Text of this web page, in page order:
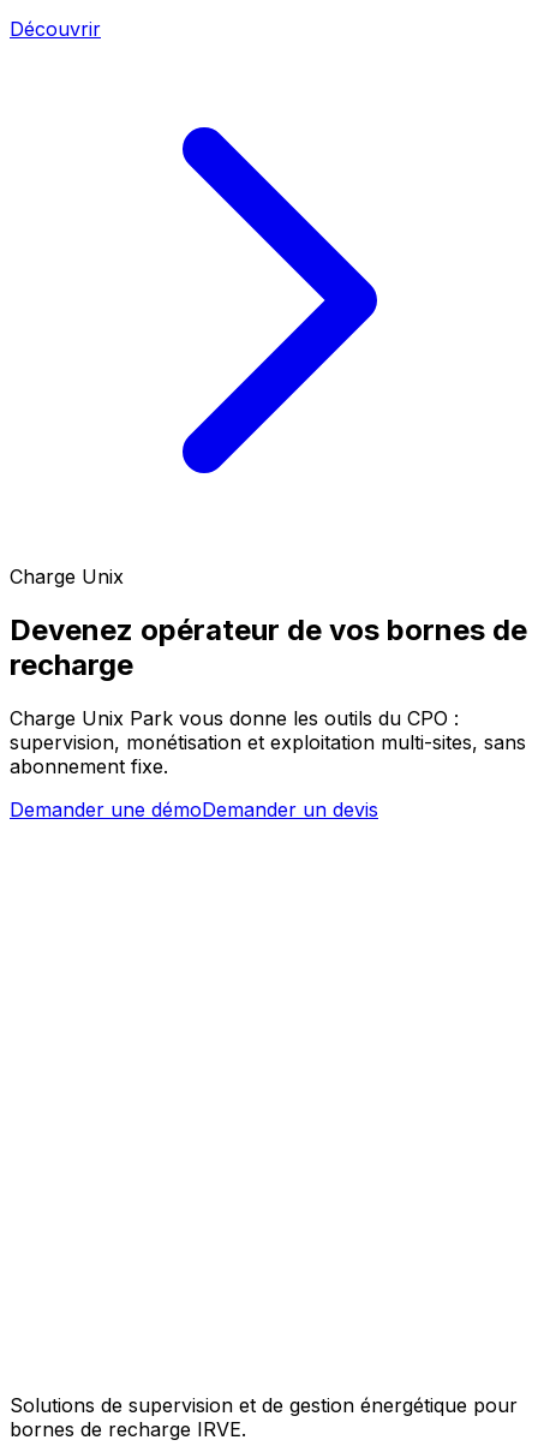
Découvrir
Charge Unix
Devenez opérateur de vos bornes de
recharge
Charge Unix Park vous donne les outils du CPO :
supervision, monétisation et exploitation multi-sites, sans
abonnement fixe.
Demander une démoDemander un devis
Solutions de supervision et de gestion énergétique pour
bornes de recharge IRVE.